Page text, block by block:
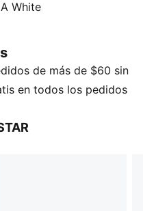
inigualable
pies mientras corren y
que durarán
respaldan la
del Leather Working
White
de más de $60 sin
en todos los pedidos